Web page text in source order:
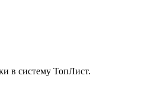
в систему ТопЛист.